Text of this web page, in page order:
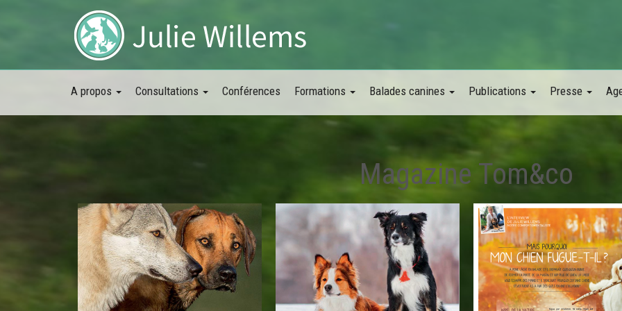
A propos Consultations Conférences Formations Balades canines Publications Presse
Magazine Tom&co